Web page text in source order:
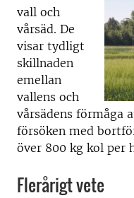
vall och
vårsäd. De
visar tydligt
skillnaden
emellan
vallens och
vårsädens förmåga
försöken med
över 800 kg kol per
Flerårigt vete